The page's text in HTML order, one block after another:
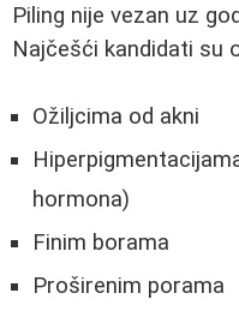
Piling nije vezan uz
Najčešći kandidati su
Ožiljcima od akni
hormona)
Finim borama
Proširenim porama